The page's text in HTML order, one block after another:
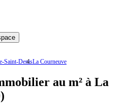
Saint-DenisLa Courneuve
au m² à La